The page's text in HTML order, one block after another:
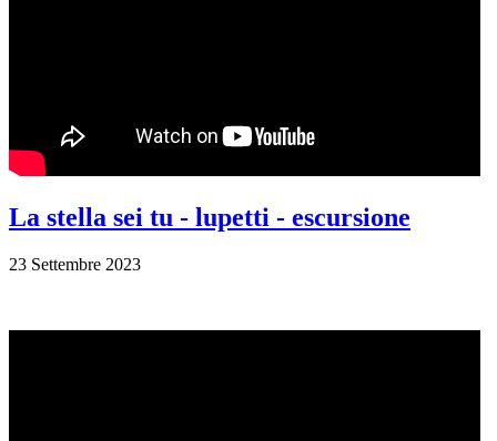
La stella sei tu - lupetti - escursione
23 Settembre 2023